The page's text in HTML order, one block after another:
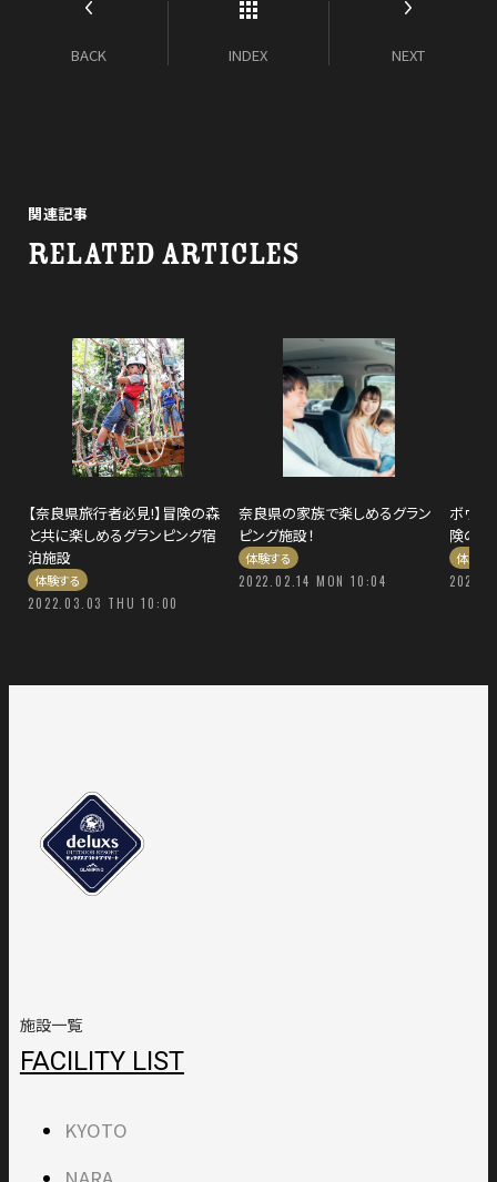
BACK INDEX NEXT
関連記事
RELATED ARTICLES
【奈良県旅行者必見!】冒険の森
と共に楽しめるグランピング宿
泊施設
体験する
2022.03.03 THU 10:00
奈良県の家族で楽しめるグラン
ピング施設！
体験する
2022.02.14 MON 10:04
ボウケ
険の森
体験す
施設一覧
FACILITY LIST
KYOTO